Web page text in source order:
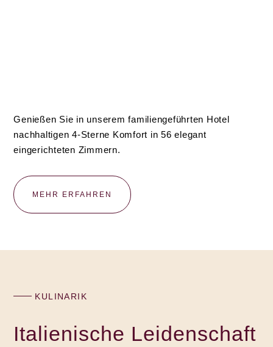
Genießen Sie in unserem familiengeführten Hotel
nachhaltigen 4-Sterne Komfort in 56 elegant
eingerichteten Zimmern.
MEHR ERFAHREN
KULINARIK
Italienische Leidenschaft